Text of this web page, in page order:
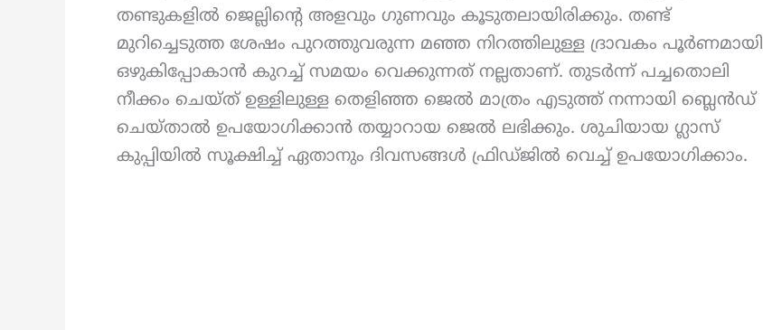
തണ്ടുകളിൽ ജെല്ലിന്റെ അളവും ഗുണവും കൂടുതലായിരിക്കും. തണ്ട്
മുറിച്ചെടുത്ത ശേഷം പുറത്തുവരുന്ന മഞ്ഞ നിറത്തിലുള്ള ദ്രാവകം പൂർണമായി
ഒഴുകിപ്പോകാൻ കുറച്ച് സമയം വെക്കുന്നത് നല്ലതാണ്. തുടർന്ന് പച്ചതൊലി
നീക്കം ചെയ്ത് ഉള്ളിലുള്ള തെളിഞ്ഞ ജെൽ മാത്രം എടുത്ത് നന്നായി ബ്ലെൻഡ്
ചെയ്താൽ ഉപയോഗിക്കാൻ തയ്യാറായ ജെൽ ലഭിക്കും. ശുചിയായ ഗ്ലാസ്
കുപ്പിയിൽ സൂക്ഷിച്ച് ഏതാനും ദിവസങ്ങൾ ഫ്രിഡ്ജിൽ വെച്ച് ഉപയോഗിക്കാം.